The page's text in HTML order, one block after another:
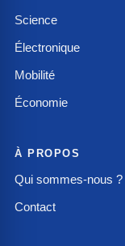
Science
Électronique
Mobilité
Économie
À PROPOS
Qui sommes-nous ?
Contact